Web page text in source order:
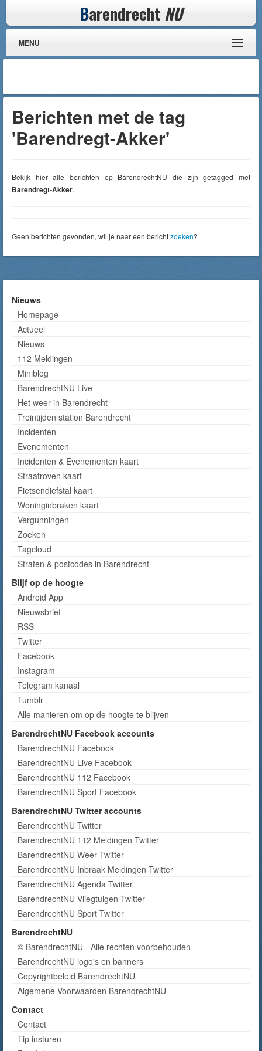
Barendrecht NU
MENU
Berichten met de tag
'Barendregt-Akker'
Bekijk hier alle berichten op BarendrechtNU die zijn getagged met
Barendregt-Akker.
Geen berichten gevonden, wil je naar een berichtzoeken?
Nieuws
Homepage
Actueel
Nieuws
112 Meldingen
Miniblog
BarendrechtNU Live
Het weer in Barendrecht
Treintijden station Barendrecht
Incidenten
Evenementen
Incidenten & Evenementen kaart
Straatroven kaart
Fietsendiefstal kaart
Woninginbraken kaart
Vergunningen
Zoeken
Tagcloud
Straten & postcodes in Barendrecht
Blijf op de hoogte
Android App
Nieuwsbrief
RSS
Twitter
Facebook
Instagram
Telegram kanaal
Tumblr
Alle manieren om op de hoogte te blijven
BarendrechtNU Facebook accounts
BarendrechtNU Facebook
BarendrechtNU Live Facebook
BarendrechtNU 112 Facebook
BarendrechtNU Sport Facebook
BarendrechtNU Twitter accounts
BarendrechtNU Twitter
BarendrechtNU 112 Meldingen Twitter
BarendrechtNU Weer Twitter
BarendrechtNU Inbraak Meldingen Twitter
BarendrechtNU Agenda Twitter
BarendrechtNU Vliegtuigen Twitter
BarendrechtNU Sport Twitter
BarendrechtNU
© BarendrechtNU - Alle rechten voorbehouden
BarendrechtNU logo's en banners
Copyrightbeleid BarendrechtNU
Algemene Voorwaarden BarendrechtNU
Contact
Contact
Tip insturen